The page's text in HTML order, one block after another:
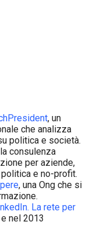
, un
che analizza
politica e società.
consulenza
per aziende,
e no-profit.
, una Ong che si
La rete per
e nel 2013